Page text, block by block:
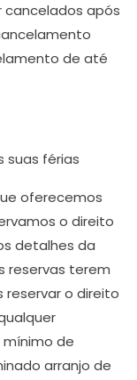
cancelados após
de até
suas férias
oferecemos
o direito
detalhes da
reservas terem
reservar o direito
mínimo de
arranjo de